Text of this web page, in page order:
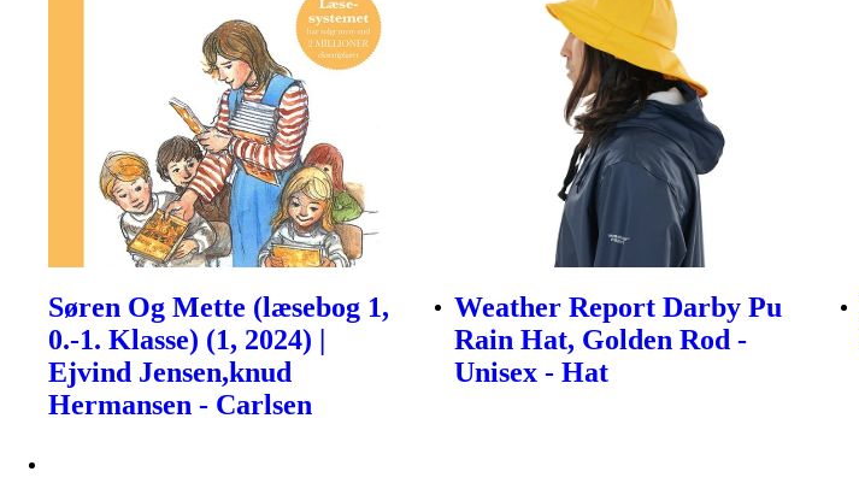
Søren Og Mette (læsebog 1,
0.-1. Klasse) (1, 2024) |
Ejvind Jensen,knud
Hermansen - Carlsen
Weather Report Darby Pu
Rain Hat, Golden Rod -
Unisex - Hat